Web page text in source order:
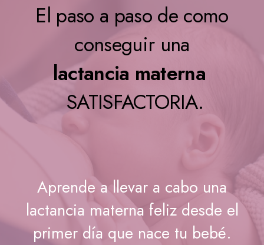
El paso a paso de como
conseguir una
lactancia materna
SATISFACTORIA.
Aprende a llevar a cabo una
lactancia materna feliz desde el
primer día que nace tu bebé.